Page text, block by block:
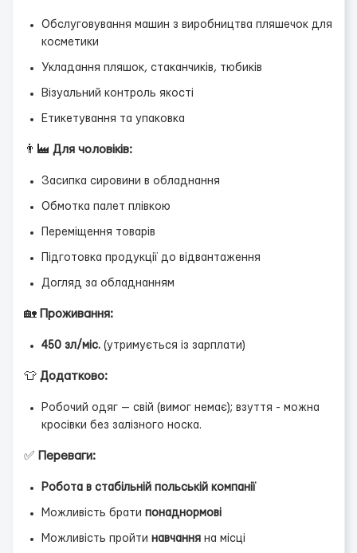
Обслуговування машин з виробництва пляшечок для
косметики
Укладання пляшок, стаканчиків, тюбиків
Візуальний контроль якості
Етикетування та упаковка
👨‍🏭 Для чоловіків:
Засипка сировини в обладнання
Обмотка палет плівкою
Переміщення товарів
Підготовка продукції до відвантаження
Догляд за обладнанням
🏡 Проживання:
450 зл/міс. (утримується із зарплати)
👕 Додатково:
Робочий одяг — свій (вимог немає); взуття - можна
кросівки без залізного носка.
✅ Переваги:
Робота в стабільній польській компанії
Можливість брати понаднормові
Можливість пройти навчання на місці